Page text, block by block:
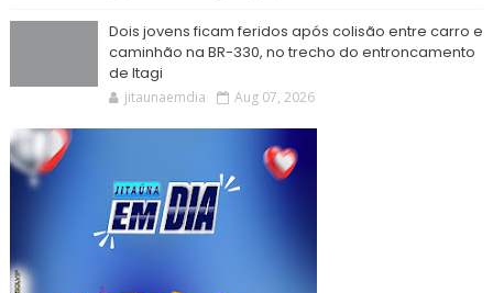
Dois jovens ficam feridos após colisão entre carro e
caminhão na BR-330, no trecho do entroncamento
de Itagi
jitaunaemdia Aug 07, 2026